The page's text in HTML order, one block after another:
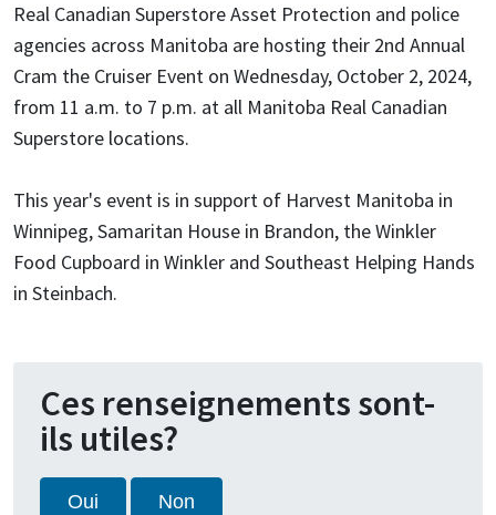
Real Canadian Superstore Asset Protection and police
agencies across Manitoba are hosting their 2nd Annual
Cram the Cruiser Event on Wednesday, October 2, 2024,
from 11 a.m. to 7 p.m. at all Manitoba Real Canadian
Superstore locations.
This year's event is in support of Harvest Manitoba in
Winnipeg, Samaritan House in Brandon, the Winkler
Food Cupboard in Winkler and Southeast Helping Hands
in Steinbach.
Ces renseignements sont-
ils utiles?
Oui Non